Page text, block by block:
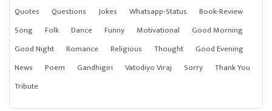
Quotes
Questions Jokes Whatsapp-Status
Book-Review
Song
Folk Dance Funny Motivational
Good Morning
Good Night
Romance Religious Thought
Good Evening
News
Poem Gandhigiri Vatodiyo Viraj Sorry
Thank You
Tribute